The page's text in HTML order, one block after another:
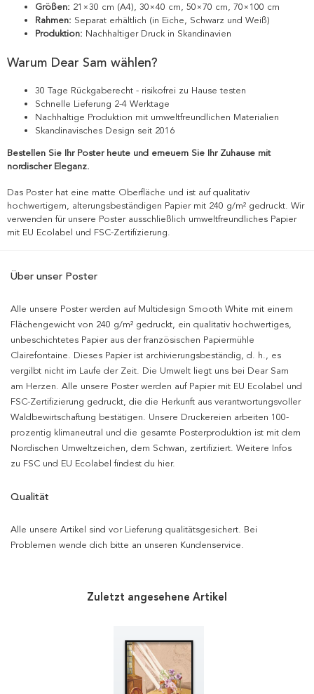
Größen: 21×30 cm (A4), 30×40 cm, 50×70 cm, 70×100 cm
Rahmen: Separat erhältlich (in Eiche, Schwarz und Weiß)
Produktion: Nachhaltiger Druck in Skandinavien
Warum Dear Sam wählen?
30 Tage Rückgaberecht - risikofrei zu Hause testen
Schnelle Lieferung 2-4 Werktage
Nachhaltige Produktion mit umweltfreundlichen Materialien
Skandinavisches Design seit 2016
Bestellen Sie Ihr Poster heute und erneuern Sie Ihr Zuhause mit
nordischer Eleganz.
Das Poster hat eine matte Oberfläche und ist auf qualitativ
hochwertigem, alterungsbeständigen Papier mit 240 g/m² gedruckt. Wir
verwenden für unsere Poster ausschließlich umweltfreundliches Papier
mit EU Ecolabel und FSC-Zertifizierung.
Über unser Poster
Alle unsere Poster werden auf Multidesign Smooth White mit einem
Flächengewicht von 240 g/m² gedruckt, ein qualitativ hochwertiges,
unbeschichtetes Papier aus der französischen Papiermühle
Clairefontaine. Dieses Papier ist archivierungsbeständig, d. h., es
vergilbt nicht im Laufe der Zeit. Die Umwelt liegt uns bei Dear Sam
am Herzen. Alle unsere Poster werden auf Papier mit EU Ecolabel und
FSC-Zertifizierung gedruckt, die die Herkunft aus verantwortungsvoller
Waldbewirtschaftung bestätigen. Unsere Druckereien arbeiten 100-
prozentig klimaneutral und die gesamte Posterproduktion ist mit dem
Nordischen Umweltzeichen, dem Schwan, zertifiziert. Weitere Infos
zu FSC und EU Ecolabel findest du hier.
Qualität
Alle unsere Artikel sind vor Lieferung qualitätsgesichert. Bei
Problemen wende dich bitte an unseren Kundenservice.
Zuletzt angesehene Artikel